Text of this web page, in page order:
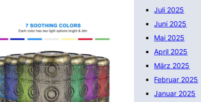
Juli 2025
Juni 2025
Mai 2025
April 2025
März 2025
Februar 2025
Januar 2025